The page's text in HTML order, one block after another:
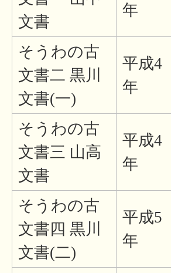
文書
年
そうわの古
文書二 黒川
文書(一)
平成4
年
そうわの古
文書三 山高
文書
平成4
年
そうわの古
文書四 黒川
文書(二)
平成5
年